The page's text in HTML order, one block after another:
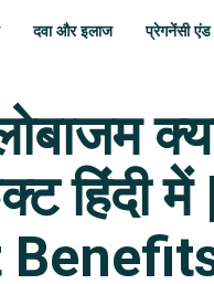
दवा और इलाज प्रेगनेंसी एंड